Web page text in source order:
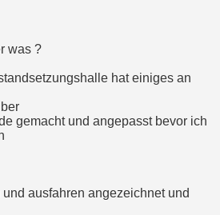
was ?
hat einiges an
gemacht und angepasst bevor ich
ausfahren angezeichnet und